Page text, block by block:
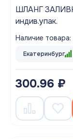
ШЛАНГ ЗАЛИВНОЙ 1,5 м
индив.упак.
Наличие товара:
Екатеринбург
300.96 ₽